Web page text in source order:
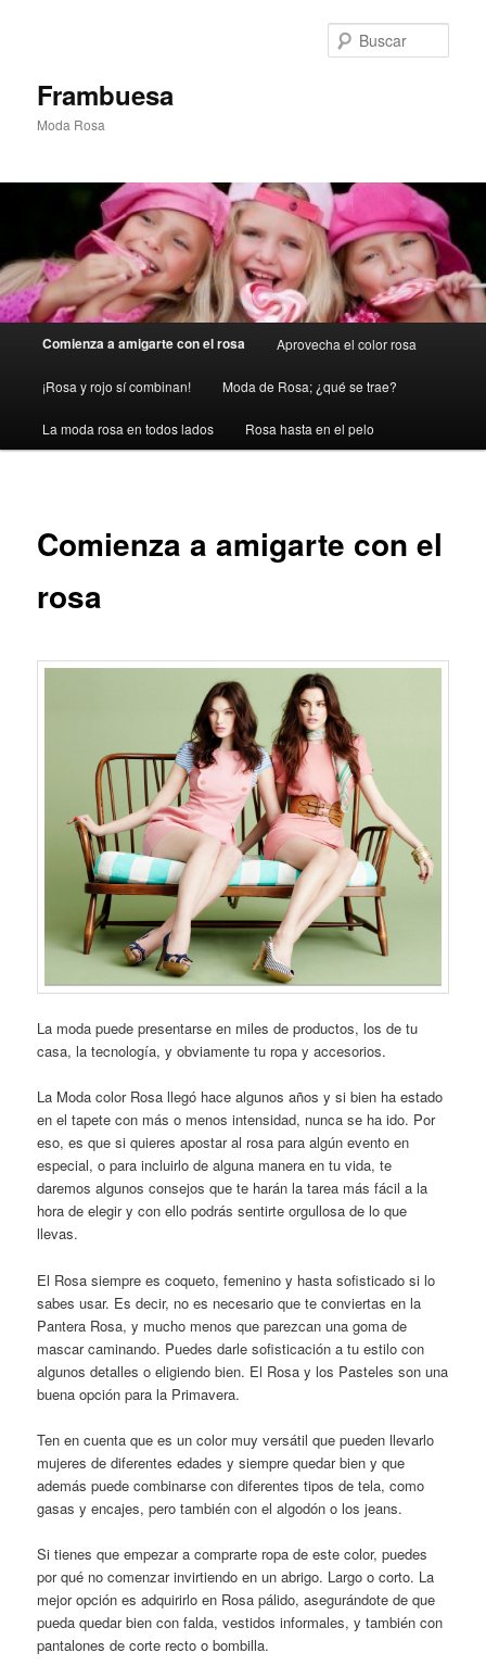
Frambuesa
Moda Rosa
Comienza a amigarte con el rosa Aprovecha el color rosa
¡Rosa y rojo sí combinan! Moda de Rosa; ¿qué se trae?
La moda rosa en todos lados Rosa hasta en el pelo
Comienza a amigarte con el
rosa
La moda puede presentarse en miles de productos, los de tu
casa, la tecnología, y obviamente tu ropa y accesorios.
La Moda color Rosa llegó hace algunos años y si bien ha estado
en el tapete con más o menos intensidad, nunca se ha ido. Por
eso, es que si quieres apostar al rosa para algún evento en
especial, o para incluirlo de alguna manera en tu vida, te
daremos algunos consejos que te harán la tarea más fácil a la
hora de elegir y con ello podrás sentirte orgullosa de lo que
llevas.
El Rosa siempre es coqueto, femenino y hasta sofisticado si lo
sabes usar. Es decir, no es necesario que te conviertas en la
Pantera Rosa, y mucho menos que parezcan una goma de
mascar caminando. Puedes darle sofisticación a tu estilo con
algunos detalles o eligiendo bien. El Rosa y los Pasteles son una
buena opción para la Primavera.
Ten en cuenta que es un color muy versátil que pueden llevarlo
mujeres de diferentes edades y siempre quedar bien y que
además puede combinarse con diferentes tipos de tela, como
gasas y encajes, pero también con el algodón o los jeans.
Si tienes que empezar a comprarte ropa de este color, puedes
por qué no comenzar invirtiendo en un abrigo. Largo o corto. La
mejor opción es adquirirlo en Rosa pálido, asegurándote de que
pueda quedar bien con falda, vestidos informales, y también con
pantalones de corte recto o bombilla.